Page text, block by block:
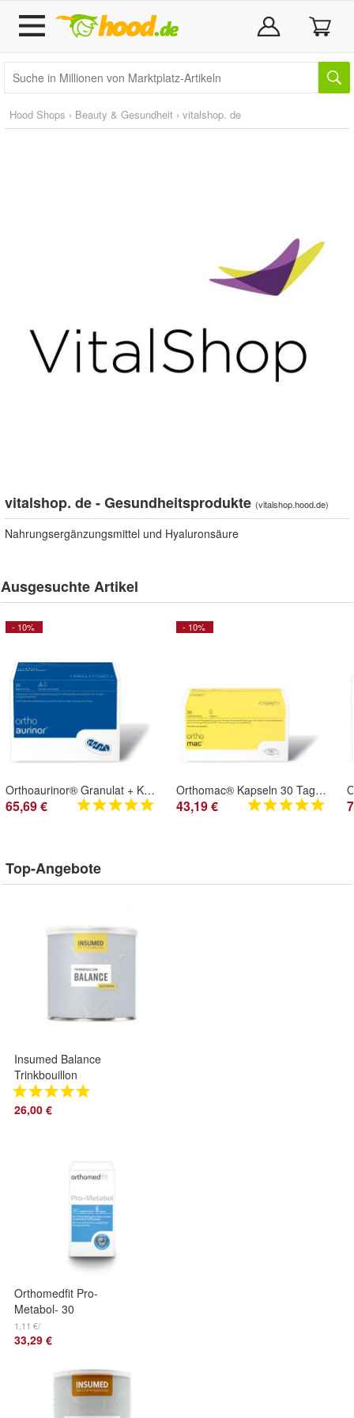
Hood Shops › Beauty & Gesundheit › vitalshop. de
vitalshop. de - Gesundheitsprodukte (vitalshop.hood.de)
Nahrungsergänzungsmittel und Hyaluronsäure
Ausgesuchte Artikel
- 10%
Orthoaurinor® Granulat + Kapseln - 30 Tagesportionen/ Orthomed
65,69 €
- 10%
Orthomac® Kapseln 30 Tagesportionen
43,19 €
Top-Angebote
Insumed Balance
Trinkbouillon
26,00 €
Orthomedfit Pro-
Metabol- 30
Tagesportionen
1,11 €/
33,29 €